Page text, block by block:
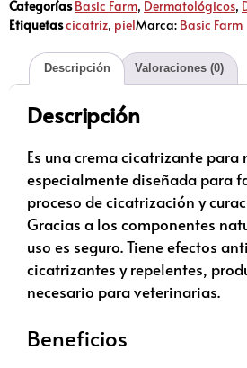
Categorías Basic Farm, Dermatológicos,
Etiquetascicatriz, pielMarca: Basic Farm
Descripción Valoraciones (0)
Descripción
Es una crema cicatrizante para
especialmente diseñada para
proceso de cicatrización y
Gracias a los componentes
uso es seguro. Tiene efectos
cicatrizantes y repelentes,
necesario para veterinarias.
Beneficios